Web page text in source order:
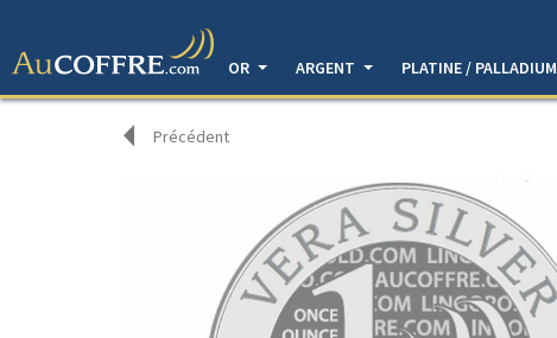
OR
ARGENT PLATINE / PALLADIUM
Précédent